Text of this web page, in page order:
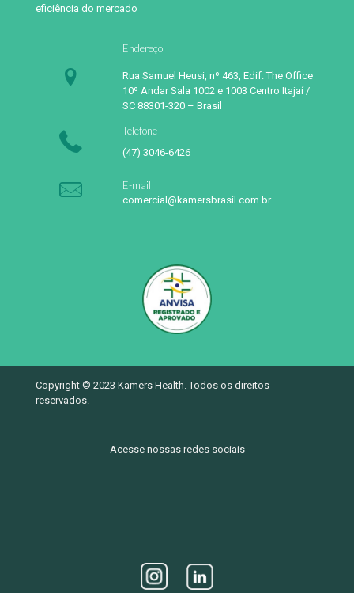
eficiência do mercado
Endereço
Rua Samuel Heusi, nº 463, Edif. The Office
10º Andar Sala 1002 e 1003 Centro Itajaí /
SC 88301-320 – Brasil
Telefone
(47) 3046-6426
E-mail
comercial@kamersbrasil.com.br
Copyright © 2023 Kamers Health. Todos os direitos
reservados.
Acesse nossas redes sociais